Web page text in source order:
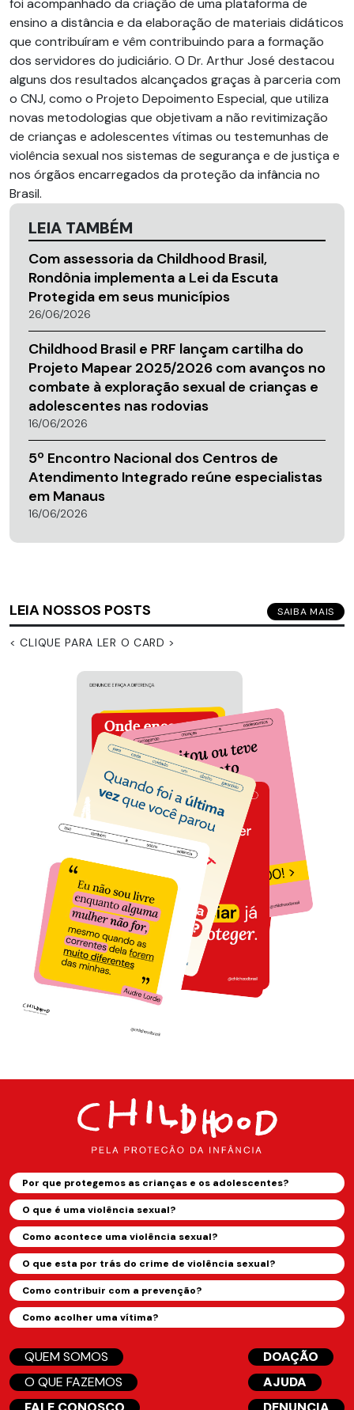
foi acompanhado da criação de uma plataforma de
ensino a distância e da elaboração de materiais didáticos
que contribuíram e vêm contribuindo para a formação
dos servidores do judiciário. O Dr. Arthur José destacou
alguns dos resultados alcançados graças à parceria com
o CNJ, como o Projeto Depoimento Especial, que utiliza
novas metodologias que objetivam a não revitimização
de crianças e adolescentes vítimas ou testemunhas de
violência sexual nos sistemas de segurança e de justiça e
nos órgãos encarregados da proteção da infância no
Brasil.
LEIA TAMBÉM
Com assessoria da Childhood Brasil,
Rondônia implementa a Lei da Escuta
Protegida em seus municípios
26/06/2026
Childhood Brasil e PRF lançam cartilha do
Projeto Mapear 2025/2026 com avanços no
combate à exploração sexual de crianças e
adolescentes nas rodovias
16/06/2026
5º Encontro Nacional dos Centros de
Atendimento Integrado reúne especialistas
em Manaus
16/06/2026
LEIA NOSSOS POSTS SAIBA MAIS
< CLIQUE PARA LER O CARD >
Por que protegemos as crianças e os adolescentes?
O que é uma violência sexual?
Como acontece uma violência sexual?
O que esta por trás do crime de violência sexual?
Como contribuir com a prevenção?
Como acolher uma vítima?
QUEM SOMOS
O QUE FAZEMOS
DOAÇÃO
AJUDA